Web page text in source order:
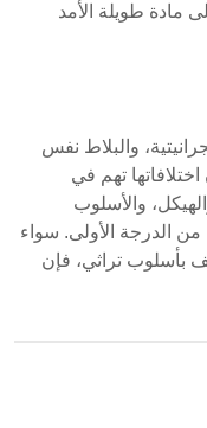
مادة طويلة الأمد
والبلاط نفس
تهم في
والأسلوب
من الدرجة الأولى. سواء
بأسلوب تراثي، فإن